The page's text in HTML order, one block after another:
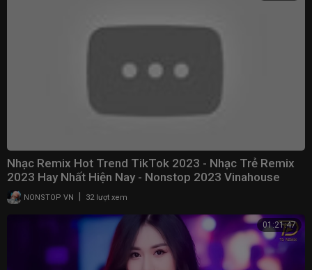
Nhạc Remix Hot Trend TikTok 2023 - Nhạc Trẻ Remix
2023 Hay Nhất Hiện Nay - Nonstop 2023 Vinahouse
NONSTOP VN 32 lượt xem
01:21:47